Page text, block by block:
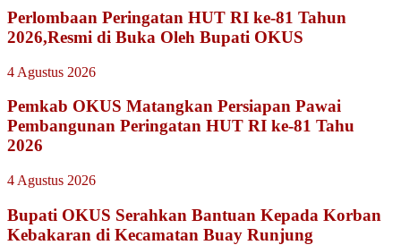
Perlombaan Peringatan HUT RI ke-81 Tahun
2026,Resmi di Buka Oleh Bupati OKUS
4 Agustus 2026
Pemkab OKUS Matangkan Persiapan Pawai
Pembangunan Peringatan HUT RI ke-81 Tahu
2026
4 Agustus 2026
Bupati OKUS Serahkan Bantuan Kepada Korban
Kebakaran di Kecamatan Buay Runjung